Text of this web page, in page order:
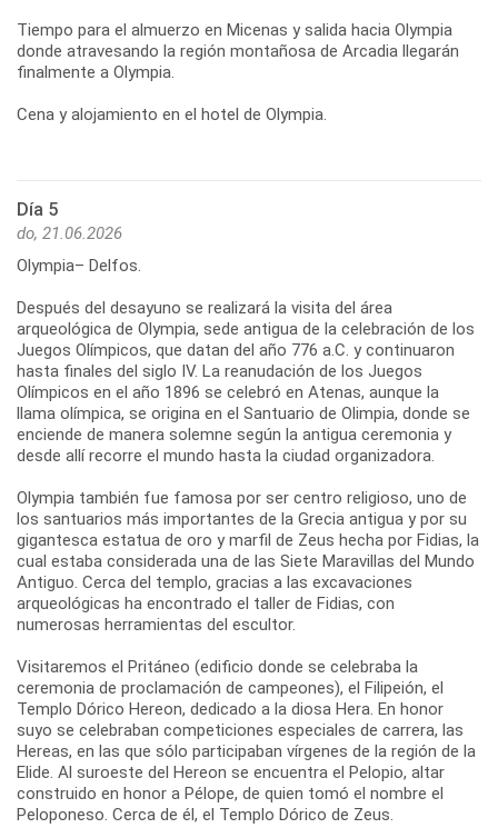
Tiempo para el almuerzo en Micenas y salida hacia Olympia
donde atravesando la región montañosa de Arcadia llegarán
finalmente a Olympia.
Cena y alojamiento en el hotel de Olympia.
Día 5
do, 21.06.2026
Olympia– Delfos.
Después del desayuno se realizará la visita del área
arqueológica de Olympia, sede antigua de la celebración de los
Juegos Olímpicos, que datan del año 776 a.C. y continuaron
hasta finales del siglo IV. La reanudación de los Juegos
Olímpicos en el año 1896 se celebró en Atenas, aunque la
llama olímpica, se origina en el Santuario de Olimpia, donde se
enciende de manera solemne según la antigua ceremonia y
desde allí recorre el mundo hasta la ciudad organizadora.
Olympia también fue famosa por ser centro religioso, uno de
los santuarios más importantes de la Grecia antigua y por su
gigantesca estatua de oro y marfil de Zeus hecha por Fidias, la
cual estaba considerada una de las Siete Maravillas del Mundo
Antiguo. Cerca del templo, gracias a las excavaciones
arqueológicas ha encontrado el taller de Fidias, con
numerosas herramientas del escultor.
Visitaremos el Pritáneo (edificio donde se celebraba la
ceremonia de proclamación de campeones), el Filipeión, el
Templo Dórico Hereon, dedicado a la diosa Hera. En honor
suyo se celebraban competiciones especiales de carrera, las
Hereas, en las que sólo participaban vírgenes de la región de la
Elide. Al suroeste del Hereon se encuentra el Pelopio, altar
construido en honor a Pélope, de quien tomó el nombre el
Peloponeso. Cerca de él, el Templo Dórico de Zeus.